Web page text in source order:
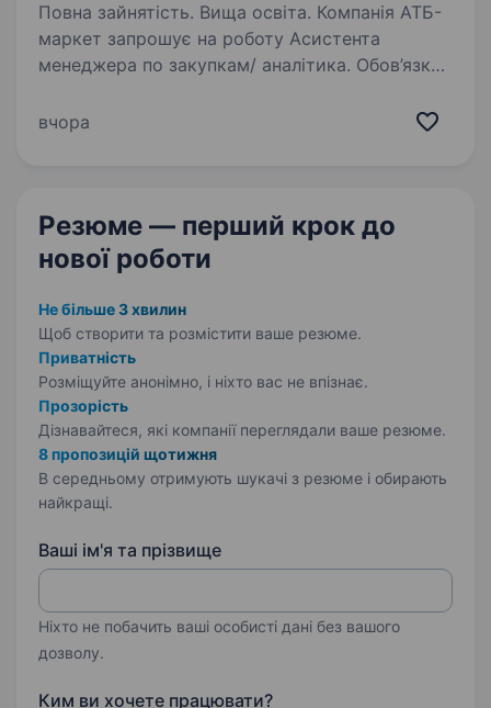
Повна зайнятість. Вища освіта. Компанія АТБ-
маркет запрошує на роботу Асистента
менеджера по закупкам/ аналітика. Обов’язки:
з продажу; Формування документів, пов’язаних
вчора
Резюме — перший крок до
нової роботи
Не більше 3 хвилин
Щоб створити та розмістити ваше резюме.
Приватність
Розміщуйте анонімно, і ніхто вас не впізнає.
Прозорість
Дізнавайтеся, які компанії переглядали ваше резюме.
8 пропозицій щотижня
В середньому отримують шукачі з резюме і обирають
найкращі.
Ваші ім'я та прізвище
Ніхто не побачить ваші особисті дані без вашого
дозволу.
Ким ви хочете працювати?